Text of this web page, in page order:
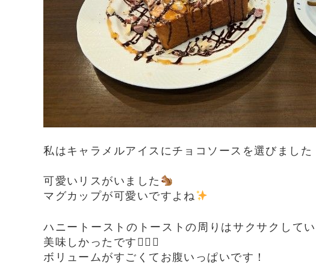
私はキャラメルアイスにチョコソースを選びました
可愛いリスがいました
マグカップが可愛いですよね
ハニートーストのトーストの周りはサクサクして
美味しかったです
ボリュームがすごくてお腹いっぱいです！